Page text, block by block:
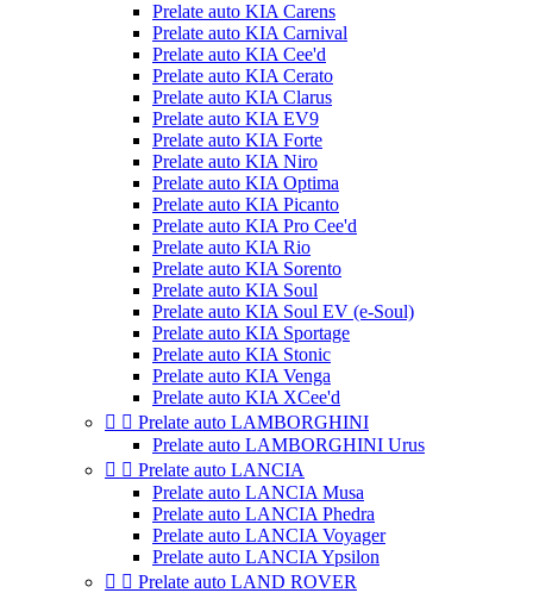
Prelate auto KIA Carens
Prelate auto KIA Carnival
Prelate auto KIA Cee'd
Prelate auto KIA Cerato
Prelate auto KIA Clarus
Prelate auto KIA EV9
Prelate auto KIA Forte
Prelate auto KIA Niro
Prelate auto KIA Optima
Prelate auto KIA Picanto
Prelate auto KIA Pro Cee'd
Prelate auto KIA Rio
Prelate auto KIA Sorento
Prelate auto KIA Soul
Prelate auto KIA Soul EV (e-Soul)
Prelate auto KIA Sportage
Prelate auto KIA Stonic
Prelate auto KIA Venga
Prelate auto KIA XCee'd
  Prelate auto LAMBORGHINI
Prelate auto LAMBORGHINI Urus
  Prelate auto LANCIA
Prelate auto LANCIA Musa
Prelate auto LANCIA Phedra
Prelate auto LANCIA Voyager
Prelate auto LANCIA Ypsilon
  Prelate auto LAND ROVER